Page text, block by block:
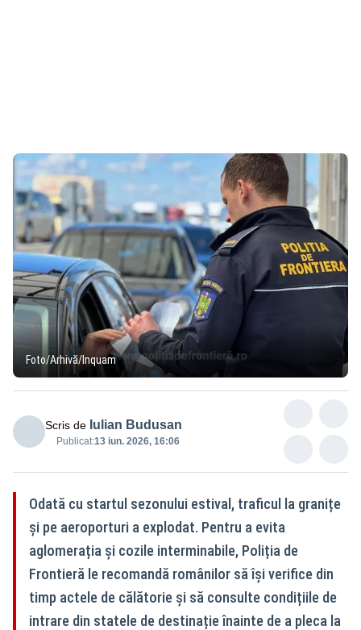
Foto/Arhivă/Inquam
Scris de Iulian Budusan
Publicat:13 iun. 2026, 16:06
Odată cu startul sezonului estival, traficul la granițe
și pe aeroporturi a explodat. Pentru a evita
aglomerația și cozile interminabile, Poliția de
Frontieră le recomandă românilor să își verifice din
timp actele de călătorie și să consulte condițiile de
intrare din statele de destinație înainte de a pleca la